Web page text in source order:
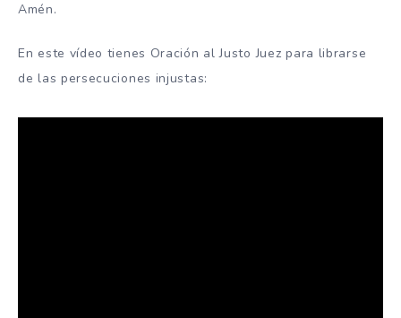
Amén.
En este vídeo tienes Oración al Justo Juez para librarse
de las persecuciones injustas: